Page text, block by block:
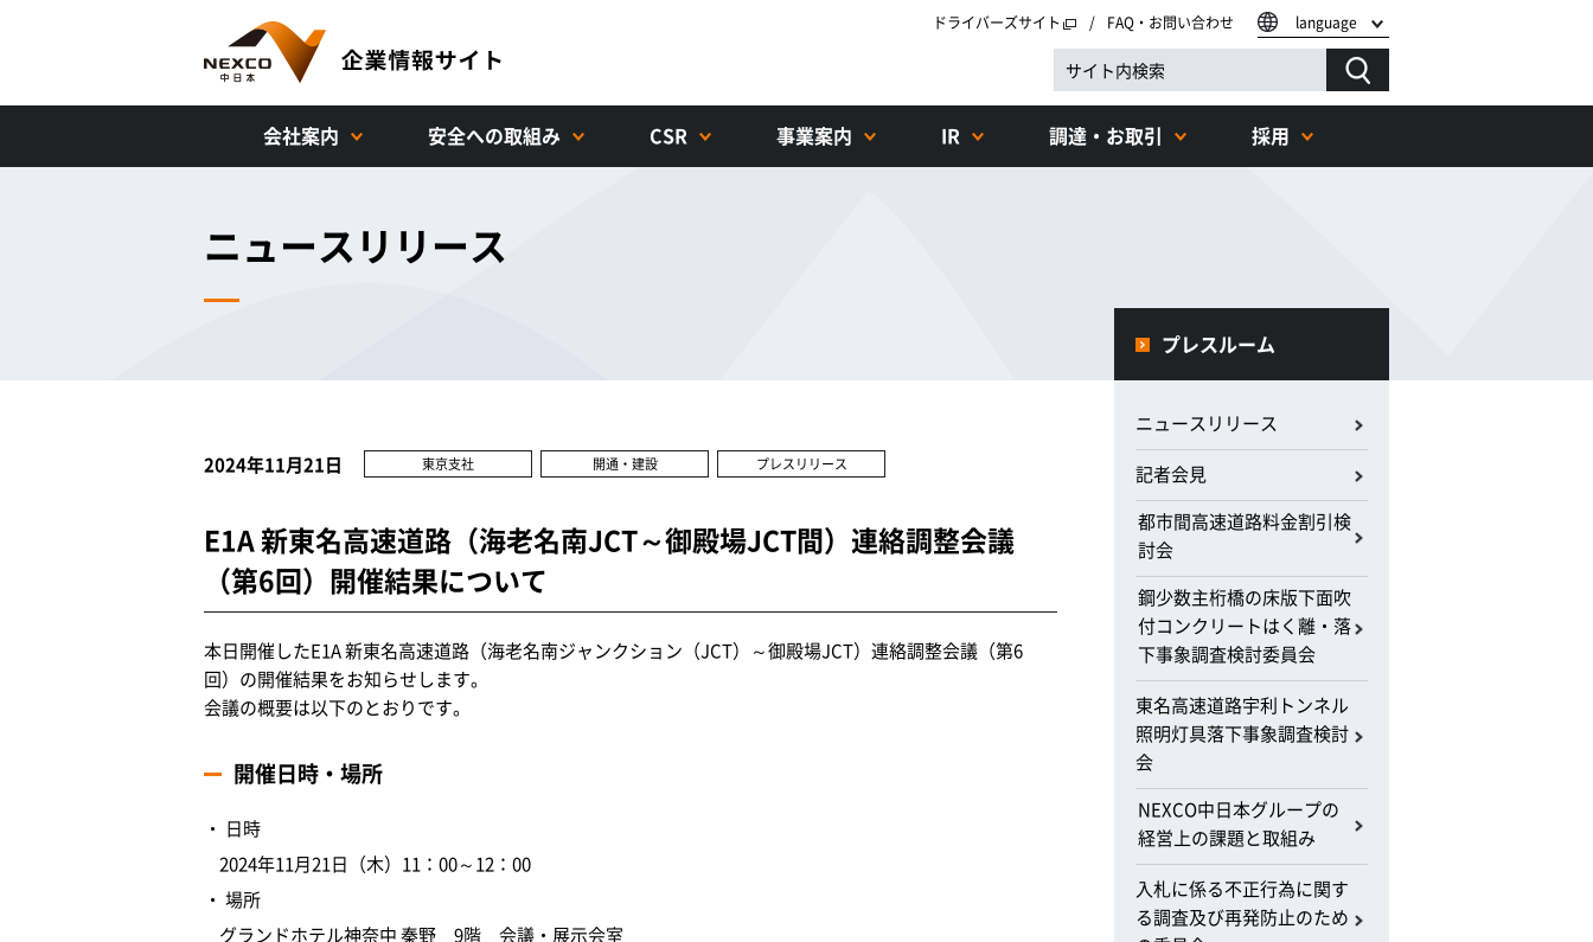
ドライバーズサイト FAQ・お問い合わせ language
会社案内 安全への取組み CSR 事業案内 IR 調達・お取引 採用
ニュースリリース
2024年11月21日 東京支社 開通・建設 プレスリリース
E1A 新東名高速道路（海老名南JCT～御殿場JCT間）連絡調整会議
（第6回）開催結果について
本日開催したE1A 新東名高速道路（海老名南ジャンクション（JCT）～御殿場JCT）連絡調整会議（第6
回）の開催結果をお知らせします。
会議の概要は以下のとおりです。
開催日時・場所
日時
2024年11月21日（木）11：00～12：00
場所
グランドホテル神奈中 秦野 9階 会議・展示会室
プレスルーム
ニュースリリース
記者会見
都市間高速道路料金割引検
討会
鋼少数主桁橋の床版下面吹
付コンクリートはく離・落
下事象調査検討委員会
東名高速道路宇利トンネル
照明灯具落下事象調査検討
会
NEXCO中日本グループの
経営上の課題と取組み
入札に係る不正行為に関す
る調査及び再発防止のため